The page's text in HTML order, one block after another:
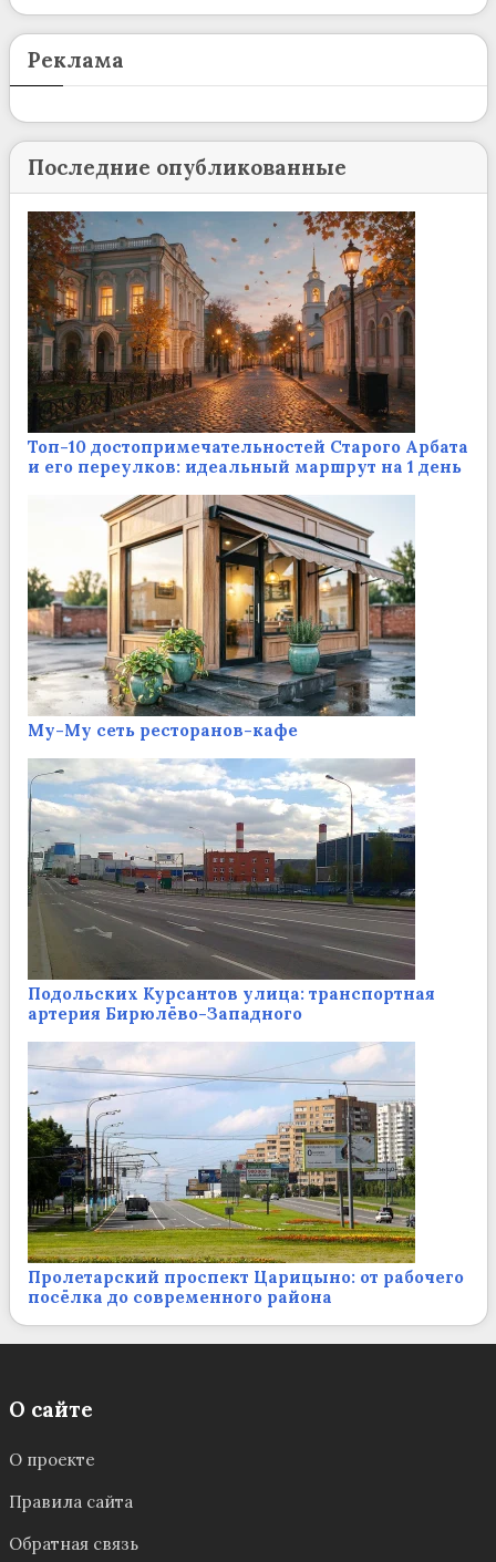
Реклама
Последние опубликованные
Топ-10 достопримечательностей Старого Арбата
и его переулков: идеальный маршрут на 1 день
Му-Му сеть ресторанов-кафе
Подольских Курсантов улица: транспортная
артерия Бирюлёво-Западного
Пролетарский проспект Царицыно: от рабочего
посёлка до современного района
О сайте
О проекте
Правила сайта
Обратная связь